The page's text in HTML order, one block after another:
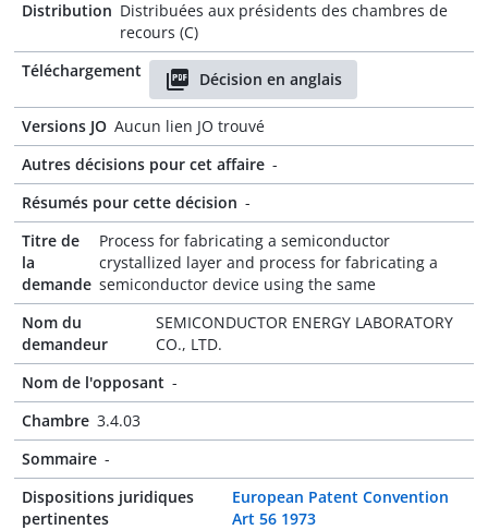
Distribution Distribuées aux présidents des chambres de
recours (C)
Téléchargement
Décision en anglais
Versions JO Aucun lien JO trouvé
Autres décisions pour cet affaire -
Résumés pour cette décision -
Titre de
la
demande
Process for fabricating a semiconductor
crystallized layer and process for fabricating a
semiconductor device using the same
Nom du
demandeur
SEMICONDUCTOR ENERGY LABORATORY
CO., LTD.
Nom de l'opposant -
Chambre 3.4.03
Sommaire -
Dispositions juridiques
pertinentes
European Patent Convention
Art 56 1973